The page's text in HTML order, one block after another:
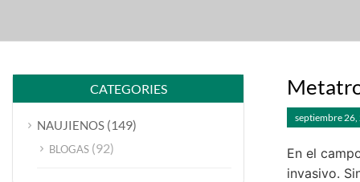
septiembre 26,
En el
invasivo.
CATEGORIES
NAUJIENOS (149)
BLOGAS (92)